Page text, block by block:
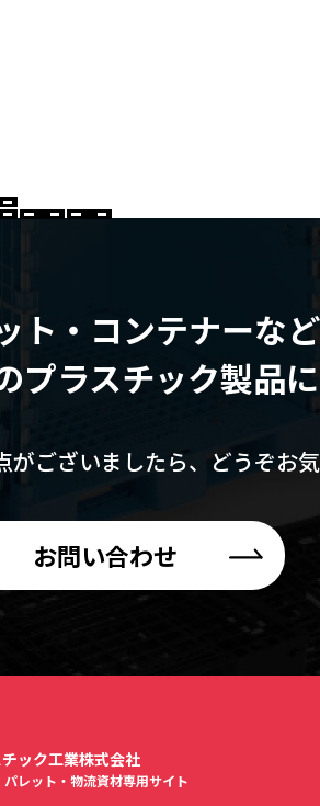
ト・コンテナーなど
プラスチック製品
がございましたら、 どうぞお
お問い合わせ
ック工業株式会社
パレット・物流資材専用サイト